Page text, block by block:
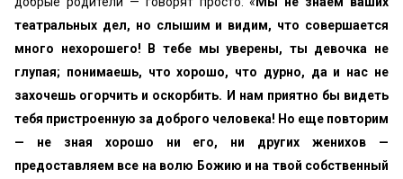
театраль­ных дел, но слышим и видим, что совершается
много нехо­рошего! В тебе мы уверены, ты девочка не
глупая; понима­ешь, что хорошо, что дурно, да и нас не
захочешь огорчить и оскорбить. И нам приятно бы видеть
тебя пристроенную за доброго человека! Но еще повторим
— не зная хорошо ни его, ни других женихов —
предоставляем все на волю Бо­жию и на твой собственный